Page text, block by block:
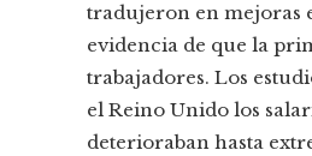
tradujeron en mejoras
evidencia de que la
trabajadores. Los
el Reino Unido los
deterioraban hasta